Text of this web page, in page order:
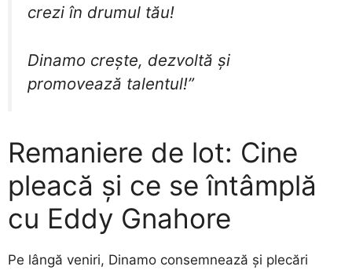
crezi în drumul tău!
Dinamo crește, dezvoltă și
promovează talentul!”
Remaniere de lot: Cine
pleacă și ce se întâmplă
cu Eddy Gnahore
​Pe lângă veniri, Dinamo consemnează și plecări